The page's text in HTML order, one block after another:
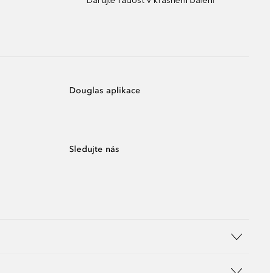
Douglas aplikace
Sledujte nás